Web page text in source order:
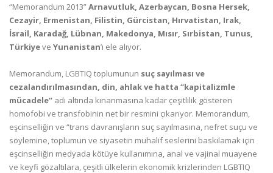
“Memorandum 2013”Arnavutluk, Azerbaycan, Bosna Hersek,
Cezayir, Ermenistan, Filistin, Gürcistan, Hırvatistan, Irak,
İsrail, Karadağ, Lübnan, Makedonya, Mısır, Sırbistan, Tunus,
Türkiyeve Yunanistan’ı ele alıyor.
Memorandum, LGBTIQ toplumunun suç sayılması ve
cezalandırılmasından, din, ahlak ve hatta “kapitalizmle
mücadele” adı altında kınanmasına kadar çeşitlilik gösteren
homofobi ve transfobinin net bir resmini çıkarıyor. Memorandum,
eşcinselliğin ve “trans davranışların suç sayılmasına, nefret suçu ve
söylemine, toplumun ve siyasetin muhalif seslerini baskılamak için
eşcinselliğin medyada kötüye kullanımına, anal ve vajinal muayene
ve keyfi gözaltılara, çeşitli ülkelerin ekonomik krizlerinden LGBTIQ